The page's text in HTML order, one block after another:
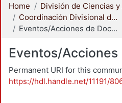
Home
Coordinación Divisional de Docencia
Eventos/Acciones de Docencia
Eventos/Acciones
Permanent URI for this
https://hdl.handle.net/11191/